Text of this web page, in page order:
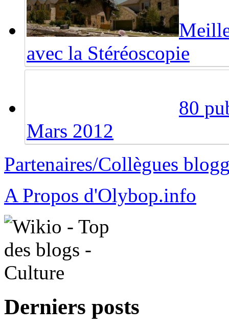
avec la Stéréoscopie
80
Mars 2012
Partenaires/Collègues
A Propos d'Olybop.info
Derniers posts